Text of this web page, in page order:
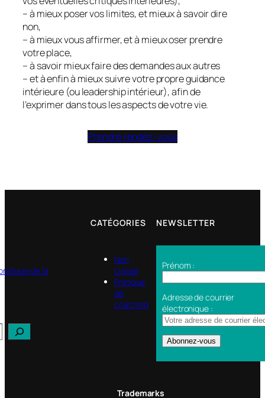
– à mieux poser vos limites, et mieux à savoir dire
non,
– à mieux vous affirmer, et à mieux oser prendre
votre place,
– à savoir mieux faire des demandes aux autres
– et à enfin à mieux suivre votre propre guidance
intérieure (ou leadership intérieur), afin de
l’exprimer dans tous les aspects de votre vie.
Prendre rendez-vous
de la
CATÉGORIES
Non
classé
Pratique
de
coaching
NEWSLETTER
Prénom :
Adresse de courrier
électronique :
Trademarks